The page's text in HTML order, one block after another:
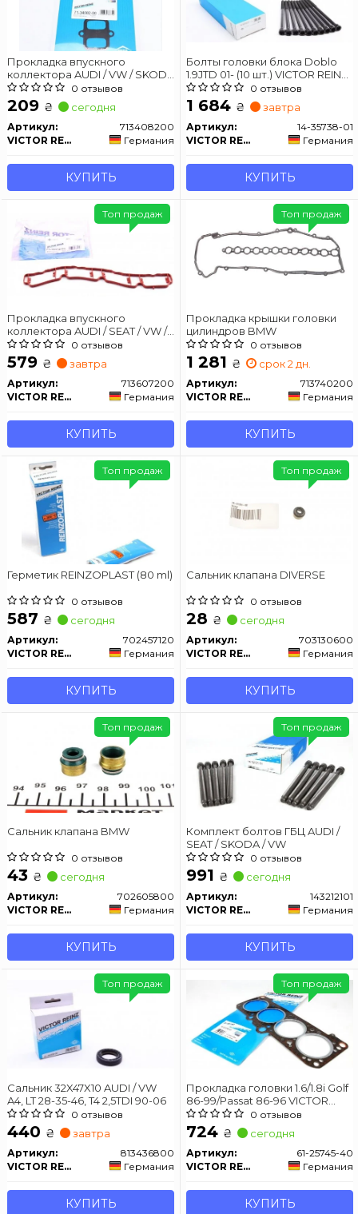
Прокладка впускного
коллектора AUDI / VW / SKODA
2,5 TDI 97-08 0 отзывов
209 ₴ сегодня
Артикул:
713408200
VICTOR REINZ
Германия
КУПИТЬ
Болты головки блока Doblo
1.9JTD 01- (10 шт.) VICTOR REINZ
14-35738-01 0 отзывов
1 684 ₴ завтра
Артикул:
14-35738-01
VICTOR REINZ
Германия
КУПИТЬ
Прокладка впускного
коллектора AUDI / SEAT / VW /
SKODA 1,8-2,0 04-
0 отзывов
579 ₴ завтра
Артикул:
713607200
VICTOR REINZ
Германия
КУПИТЬ
Топ продаж
Прокладка крышки головки
цилиндров BMW
0 отзывов
1 281 ₴ срок 2 дн.
Артикул:
713740200
VICTOR REINZ
Германия
КУПИТЬ
Топ продаж
Герметик REINZOPLAST (80 ml)
0 отзывов
587 ₴ сегодня
Артикул:
702457120
VICTOR REINZ
Германия
КУПИТЬ
Топ продаж
Сальник клапана DIVERSE
0 отзывов
28 ₴ сегодня
Артикул:
703130600
VICTOR REINZ
Германия
КУПИТЬ
Топ продаж
Сальник клапана BMW
0 отзывов
43 ₴ сегодня
Артикул:
702605800
VICTOR REINZ
Германия
КУПИТЬ
Топ продаж
Комплект болтов ГБЦ AUDI /
SEAT / SKODA / VW
0 отзывов
991 ₴ сегодня
Артикул:
143212101
VICTOR REINZ
Германия
КУПИТЬ
Топ продаж
Сальник 32X47X10 AUDI / VW
A4, LT 28-35-46, T4 2,5TDI 90-06
0 отзывов
440 ₴ завтра
Артикул:
813436800
VICTOR REINZ
Германия
КУПИТЬ
Топ продаж
Прокладка головки 1.6/1.8i Golf
86-99/Passat 86-96 VICTOR
REINZ 61-25745-40
0 отзывов
724 ₴ сегодня
Артикул:
61-25745-40
VICTOR REINZ
Германия
КУПИТЬ
Топ продаж